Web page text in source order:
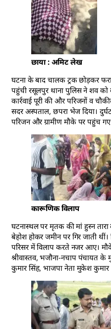
छाया : अमिट लेख
घटना के बाद चालक ट्रक छोड़कर
पहुंची रसूलपुर थाना पुलिस ने शव
कार्रवाई पूरी की और परिजनों व
सदर अस्पताल, छपरा भेज दिया।
परिजन और ग्रामीण मौके पर पहुंच
कारूणिक विलाप
घटनास्थल पर मृतक की मां हुस्न तारा
बेहोश होकर जमीन पर गिर जाती
परिसर में विलाप करते नजर आए।
श्रीवास्तव, भजौना-नचाप पंचायत के
कुमार सिंह, भाजपा नेता मुकेश कुमार